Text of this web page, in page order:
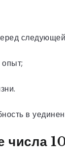
в
числа